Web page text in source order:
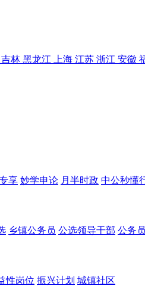
吉林 黑龙江 上海 江苏 浙江 安徽
享 妙学申论 月半时政 中公秒懂
乡镇公务员 公选领导干部 公务员
性岗位 振兴计划 城镇社区